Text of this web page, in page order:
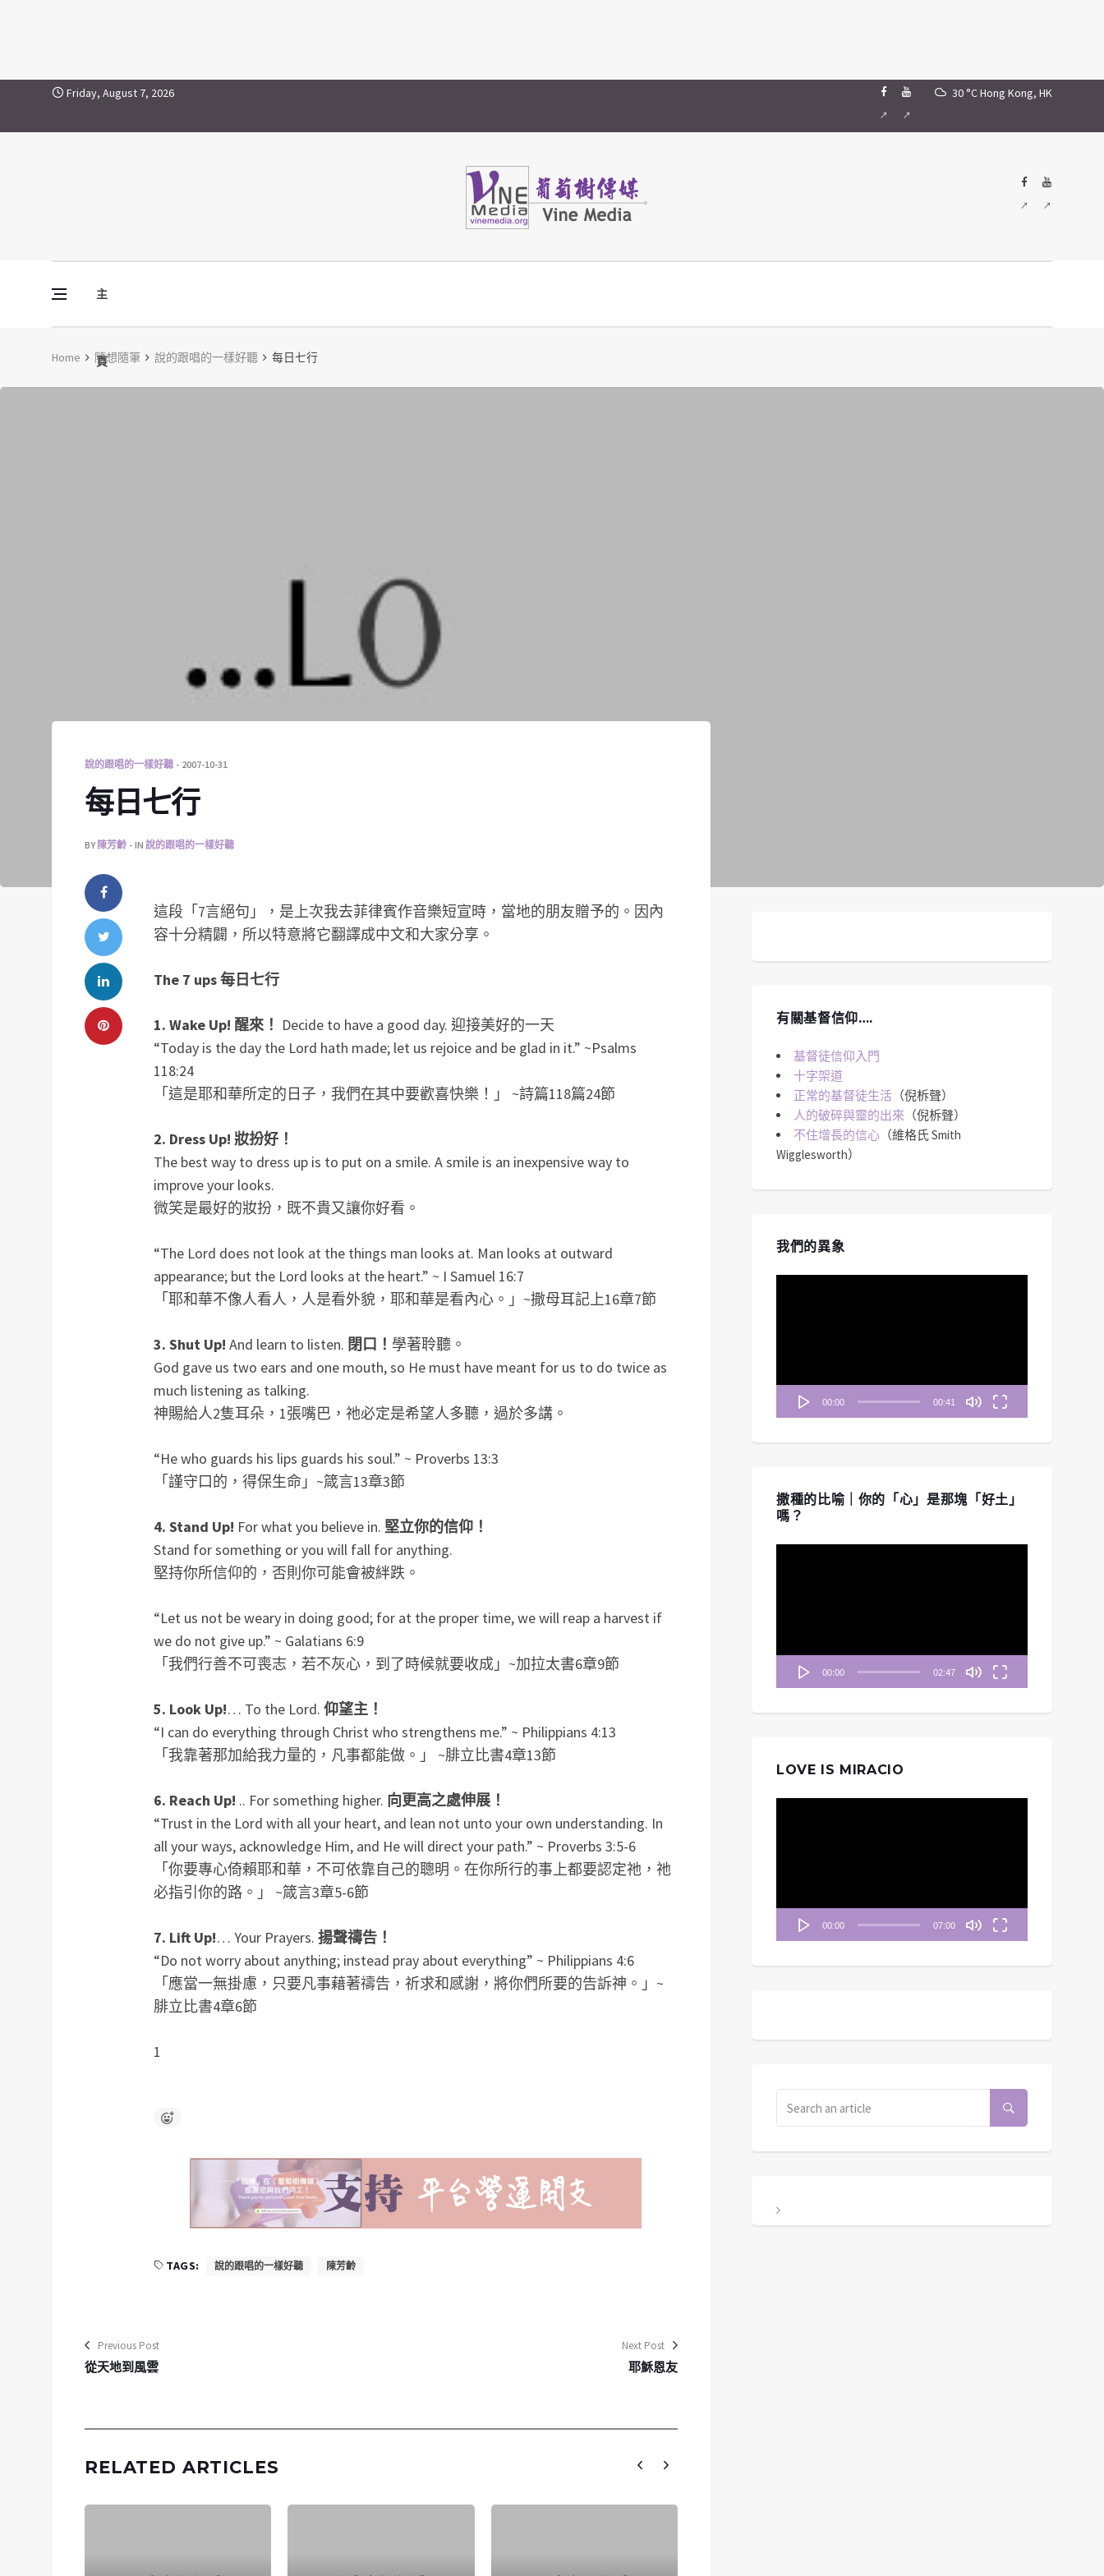
Skip to contentFriday, August 7, 2026 30 °CHong Kong, HK
主
頁
Vine Media
葡萄樹傳媒
Home 隨想隨筆 說的跟唱的一樣好聽 每日七行
說的跟唱的一樣好聽 2007-10-31
每日七行
BY 陳芳齡 IN 說的跟唱的一樣好聽
這段「7言絕句」，是上次我去菲律賓作音樂短宣時，當地的朋友贈予的。因內
容十分精闢，所以特意將它翻譯成中文和大家分享。
The 7 ups 每日七行
1. Wake Up! 醒來！ Decide to have a good day. 迎接美好的一天
“Today is the day the Lord hath made; let us rejoice and be glad in it.” ~Psalms
118:24
「這是耶和華所定的日子，我們在其中要歡喜快樂！」 ~詩篇118篇24節
2. Dress Up! 妝扮好！
The best way to dress up is to put on a smile. A smile is an inexpensive way to
improve your looks.
微笑是最好的妝扮，既不貴又讓你好看。
“The Lord does not look at the things man looks at. Man looks at outward
appearance; but the Lord looks at the heart.” ~ I Samuel 16:7
「耶和華不像人看人，人是看外貌，耶和華是看內心。」~撒母耳記上16章7節
3. Shut Up! And learn to listen. 閉口！ 學著聆聽。
God gave us two ears and one mouth, so He must have meant for us to do twice as
much listening as talking.
神賜給人2隻耳朵，1張嘴巴，祂必定是希望人多聽，過於多講。
“He who guards his lips guards his soul.” ~ Proverbs 13:3
「謹守口的，得保生命」~箴言13章3節
4. Stand Up! For what you believe in. 堅立你的信仰！
Stand for something or you will fall for anything.
堅持你所信仰的，否則你可能會被絆跌。
“Let us not be weary in doing good; for at the proper time, we will reap a harvest if
we do not give up.” ~ Galatians 6:9
「我們行善不可喪志，若不灰心，到了時候就要收成」~加拉太書6章9節
5. Look Up!… To the Lord. 仰望主！
“I can do everything through Christ who strengthens me.” ~ Philippians 4:13
「我靠著那加給我力量的，凡事都能做。」 ~腓立比書4章13節
6. Reach Up! .. For something higher. 向更高之處伸展！
“Trust in the Lord with all your heart, and lean not unto your own understanding. In
all your ways, acknowledge Him, and He will direct your path.” ~ Proverbs 3:5-6
「你要專心倚賴耶和華，不可依靠自己的聰明。在你所行的事上都要認定祂，祂
必指引你的路。」 ~箴言3章5-6節
7. Lift Up!… Your Prayers. 揚聲禱告！
“Do not worry about anything; instead pray about everything” ~ Philippians 4:6
「應當一無掛慮，只要凡事藉著禱告，祈求和感謝，將你們所要的告訴神。」~
腓立比書4章6節
1
TAGS: 說的跟唱的一樣好聽 陳芳齡
Previous Post
從天地到風雲
Next Post
耶穌恩友
RELATED ARTICLES
有關基督信仰….
基督徒信仰入門
十字架道
正常的基督徒生活 （倪柝聲）
人的破碎與靈的出來 （倪柝聲）
不住增長的信心 （維格氏 Smith
Wigglesworth）
我們的異象
00:00 00:41
撒種的比喻｜你的「心」是那塊「好土」
嗎？
00:00 02:47
LOVE IS MIRACIO
00:00 07:00